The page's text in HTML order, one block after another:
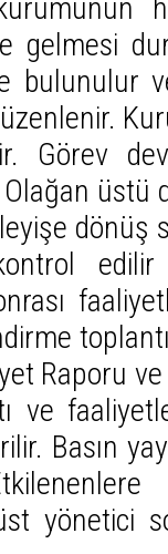
gelmesi
bulunulur
Görev
üstü
dönüş
Raporu ve
ve
Basın
yönetici